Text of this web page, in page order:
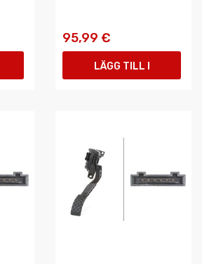
95,99 €
LÄGG TILL I